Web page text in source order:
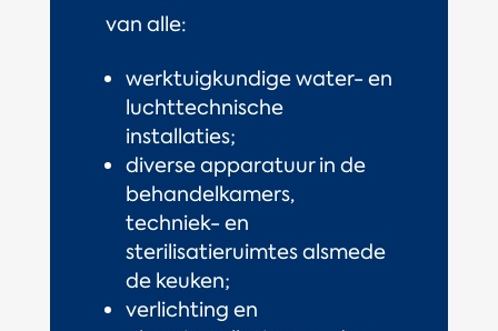
van alle:
werktuigkundige water- en
luchttechnische
installaties;
diverse apparatuur in de
behandelkamers,
techniek- en
sterilisatieruimtes alsmede
de keuken;
verlichting en